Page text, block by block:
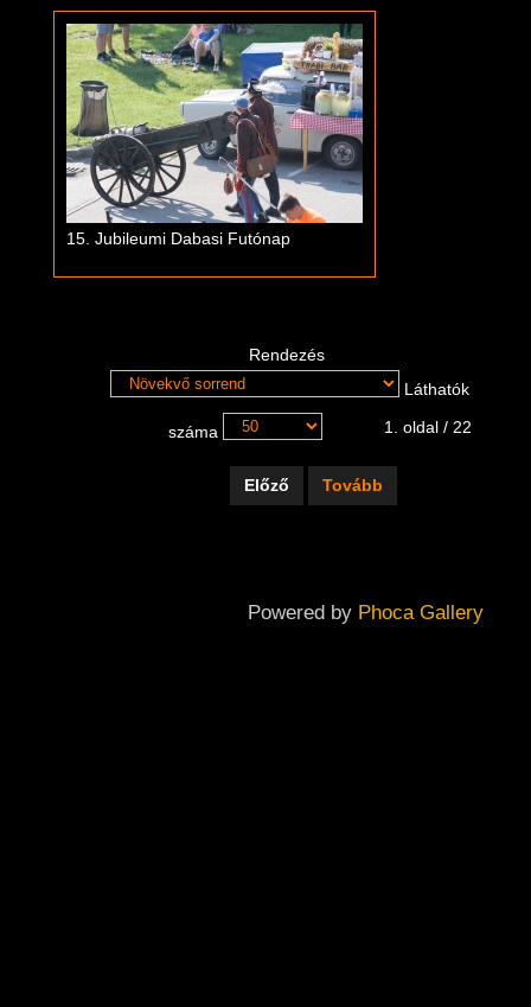
15. Jubileumi Dabasi Futónap
Rendezés
Láthatók
száma 1. oldal / 22
Előző Tovább
Powered by Phoca Gallery